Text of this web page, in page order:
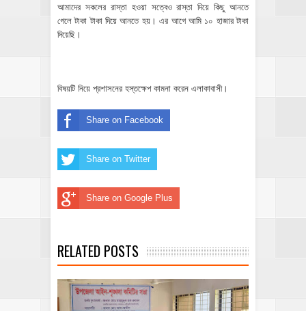
আমাদের সকলের রাস্তা হওয়া সত্বেও রাস্তা দিয়ে কিছু আনতে
গেলে টাকা টাকা দিয়ে আনতে হয়। এর আগে আমি ১০ হাজার টাকা
দিয়েছি।
বিষয়টি নিয়ে প্রশাসনের হস্তক্ষেপ কামনা করেন এলাকাবাসী।
Share on Facebook
Share on Twitter
Share on Google Plus
RELATED POSTS